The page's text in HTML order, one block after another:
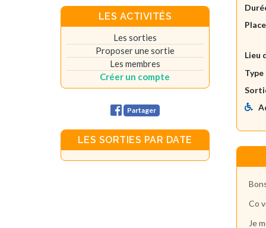
Lieu
Co
Je
LES ACTIVITÉS
Les sorties
Proposer une sortie
Les membres
Créer un compte
Partager
LES SORTIES PAR DATE